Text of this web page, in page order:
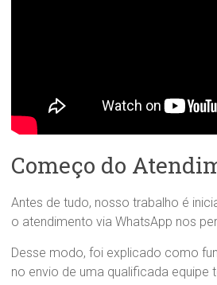
Começo do
Antes de tudo, nosso trabalho é
o atendimento via WhatsApp nos
Desse modo, foi explicado como
no envio de uma qualificada equipe